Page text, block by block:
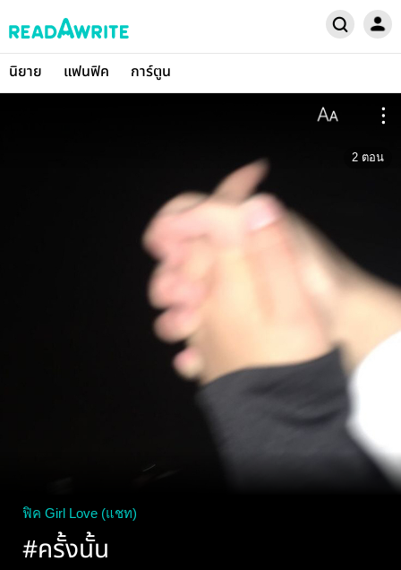
นิยาย แฟนฟิค การ์ตูน
2 ตอน
ฟิค Girl Love (แชท)
#ครั้งนั้น